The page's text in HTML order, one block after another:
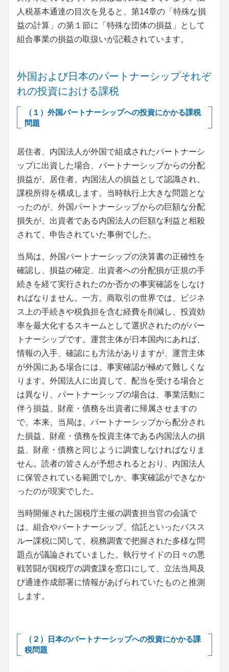
人税基本通達の目次を見ると、第14章の「特殊な損
益の計算」の第１節に「特殊な団体の損益」として
組合事業の損益の取扱いが記載されています。
外国および日本のパートナーシップそれぞ
れの投資における課税
（１）外国パートナーシップへの投資にかかる課税
問題
居住者、内国法人が外国で組成されたパートナーシ
ップに出資した場合、パートナーシップからの分配
損益が、居住者、内国法人の損益として認識され、
課税所得を構成します。当時執行上大きな問題とな
ったのが、外国パートナーシップからの巨額な分配
損失が、出資者である内国法人の巨額な利益と相殺
されて、申告されていた事例でした。
当局は、外国パートナーシップの決算書の正確性を
確認し、損益の確定、出資者への分配損が正規の手
続きを経て実行されたのか否かの事実確認をしなけ
ればなりません。一方、商取引の世界では、ビジネ
ス上の手続きや税負担を含む経費を削減し、投資効
率を最大化するスキームとして選択されたのがパー
トナーシップです。運営主体が日本国内にあれば、
情報の入手、確認にも方法がありますが、運営主体
が外国にある場合には、事実確認が極めて難しくな
ります。外国法人に出資して、配当を受ける場合と
は異なり、パートナーシップの場合は、事業活動に
伴う損益、財産・債務を出資者に帰属させますの
で、本来、当局は、パートナーシップから配分され
た損益、財産・債務を投資主体である内国法人の損
益、財産・債務と同じように調査しなければなりま
せん。読者の皆さんが予想されるとおり、内国法人
に保管されている範囲でしか、事実確認ができなか
ったのが現実でした。
当時開催された国税庁主催の調査担当官の会議で
は、組合やパートナーシップ、信託といったパスス
ルー課税に関して、税務調査で把握された多様な問
題点が議論されていました。執行サイドの日々の悪
戦苦闘が国税庁の調査課を窓口にして、立法当局及
び通達作成部署に情報があげられていたものと推測
します。
（２）日本のパートナーシップへの投資にかかる課
税問題